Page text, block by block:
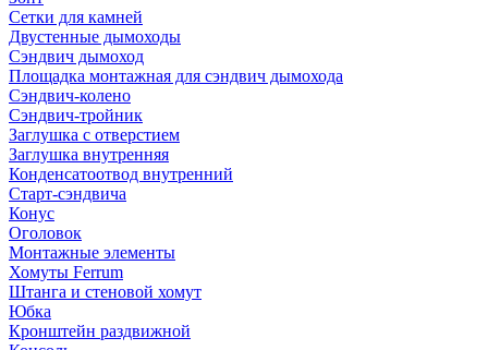
Сетки для камней
Двустенные дымоходы
Сэндвич дымоход
Площадка монтажная для сэндвич дымохода
Сэндвич-колено
Сэндвич-тройник
Заглушка с отверстием
Заглушка внутренняя
Конденсатоотвод внутренний
Старт-сэндвича
Конус
Оголовок
Монтажные элементы
Хомуты Ferrum
Штанга и стеновой хомут
Юбка
Кронштейн раздвижной